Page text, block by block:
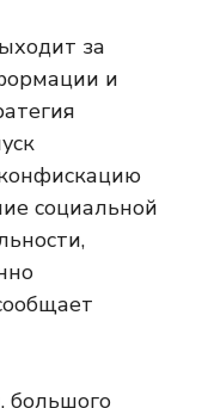
за
и
социальной
большого